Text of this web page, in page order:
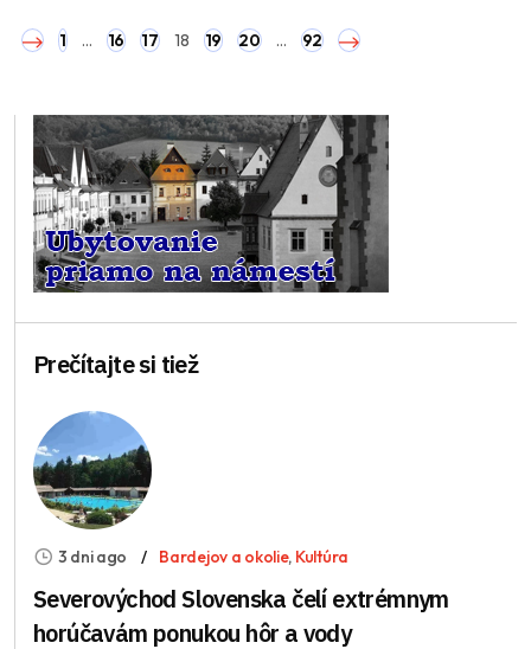
1 … 16 17 18 19 20 … 92
Prečítajte si tiež
3 dni ago Bardejov a okolie, Kultúra
Severovýchod Slovenska čelí extrémnym
horúčavám ponukou hôr a vody